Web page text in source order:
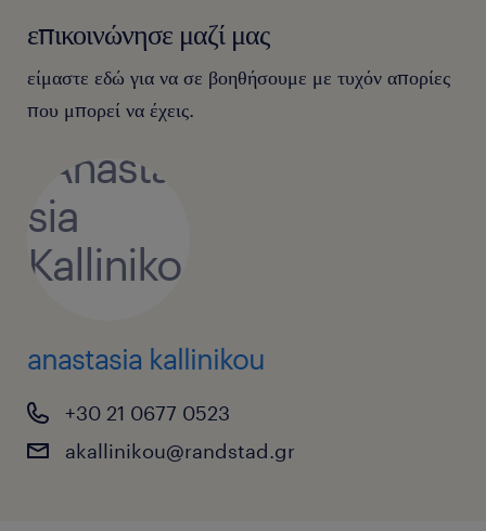
επικοινώνησε μαζί μας
είμαστε εδώ για να σε βοηθήσουμε με τυχόν απορίες
που μπορεί να έχεις.
anastasia kallinikou
+30 21 0677 0523
akallinikou@randstad.gr